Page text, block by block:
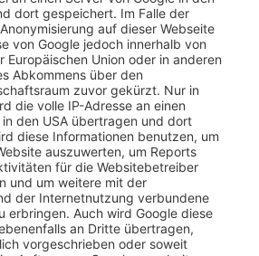
dort gespeichert. Im Falle der
auf dieser Webseite
von Google jedoch innerhalb von
Europäischen Union oder in anderen
Abkommens über den
zuvor gekürzt. Nur in
die volle IP-Adresse an einen
den USA übertragen und dort
diese Informationen benutzen, um
auszuwerten, um Reports
für die Websitebetreiber
und um weitere mit der
der Internetnutzung verbundene
erbringen. Auch wird Google diese
an Dritte übertragen,
vorgeschrieben oder soweit